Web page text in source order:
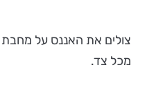
צולים את האננס על
מכל צד.